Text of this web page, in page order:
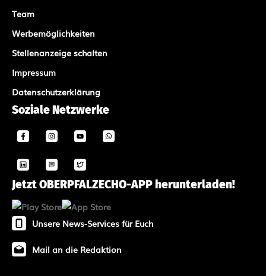
Team
Werbemöglichkeiten
Stellenanzeige schalten
Impressum
Datenschutzerklärung
Soziale Netzwerke
Jetzt OBERPFALZECHO-APP herunterladen!
Unsere News-Services für Euch
Mail an die Redaktion